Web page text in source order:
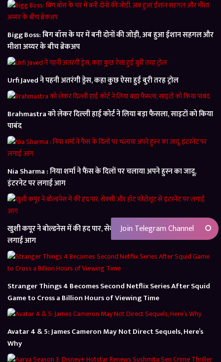
Bigg Boss: बिग बॉस के घर में बनी दोनों की जोड़ी, अब हुआ ईशान सहगल और
मीशा अय्यर के बीच ब्रेकअप
Urfi Javed ने पहनी अतरंगी ड्रेस, कहा कुछ ऐसा हुई बुरी तरह ट्रोल
Brahmastra को लेकर दिल्ली हाई कोर्ट ने लिया बड़ा फैसला, साइटों को किया
पाबंद
Nia Sharma : निया शर्मा ने फैंस के दिलों पर चलाया अपने हुस्न का जादू,
इंटरनेट पर लगाई आग
खुशी कपूर ने बोल्डनेस में की हद पार, सेक्सी और हॉट फोटोशूट से इंटरनेट पर
लगाई आग
Stranger Things 4 Becomes Second Netflix Series After Squid
Game to Cross a Billion Hours of Viewing Time
Avatar 4 & 5: James Cameron May Not Direct Sequels, Here’s
Why
Join Telegram Channel